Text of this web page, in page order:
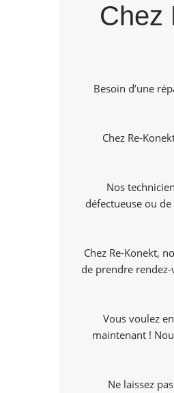
Chez
Besoin d’une
Chez Re-
Nos
défectueuse ou
Chez Re-Konekt,
de prendre
Vous voulez
maintenant !
Ne laissez